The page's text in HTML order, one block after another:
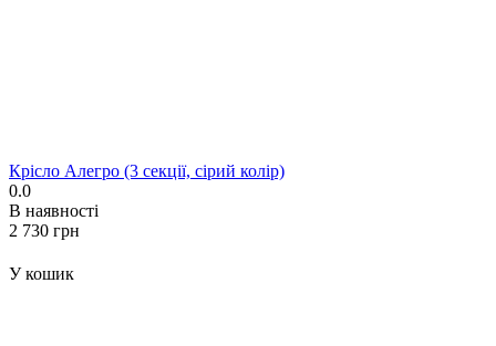
Крісло Алегро (3 секції, сірий колір)
0.0
В наявності
‍2 730‍ грн
У кошик